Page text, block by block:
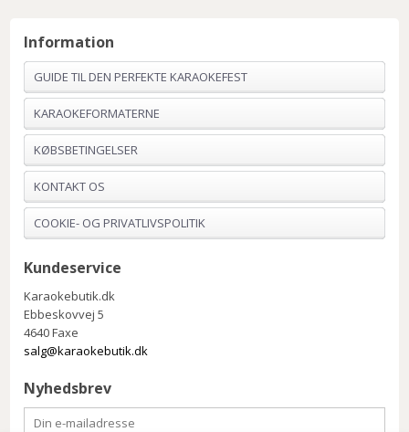
Information
GUIDE TIL DEN PERFEKTE KARAOKEFEST
KARAOKEFORMATERNE
KØBSBETINGELSER
KONTAKT OS
COOKIE- OG PRIVATLIVSPOLITIK
Kundeservice
Karaokebutik.dk
Ebbeskovvej 5
4640 Faxe
salg@karaokebutik.dk
Nyhedsbrev